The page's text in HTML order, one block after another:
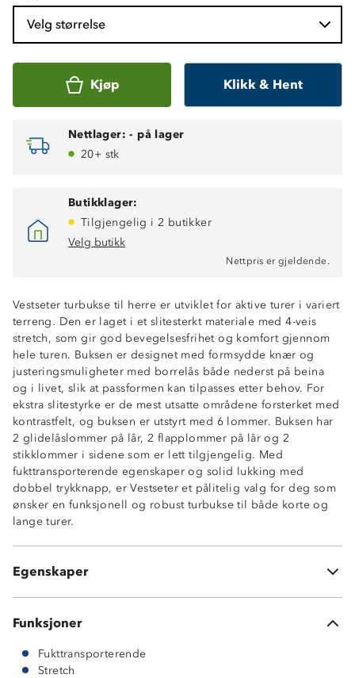
Velg størrelse
Kjøp Klikk & Hent
Nettlager: - på lager
20+ stk
Butikklager:
Tilgjengelig i 2 butikker
Velg butikk
Nettpris er gjeldende.
Vestseter turbukse til herre er utviklet for aktive turer i variert
terreng. Den er laget i et slitesterkt materiale med 4-veis
stretch, som gir god bevegelsesfrihet og komfort gjennom
hele turen. Buksen er designet med formsydde knær og
justeringsmuligheter med borrelås både nederst på beina
og i livet, slik at passformen kan tilpasses etter behov. For
ekstra slitestyrke er de mest utsatte områdene forsterket med
kontrastfelt, og buksen er utstyrt med 6 lommer. Buksen har
2 glidelåslommer på lår, 2 flapplommer på lår og 2
stikklommer i sidene som er lett tilgjengelig. Med
fukttransporterende egenskaper og solid lukking med
dobbel trykknapp, er Vestseter et pålitelig valg for deg som
ønsker en funksjonell og robust turbukse til både korte og
lange turer.
Egenskaper
4-veisstretch
Fukttransporterende
Forsterkede kontrastfelt
2 glidelåslommer på lår
2 sidelommer
2 lårlommer med flapp
Borrelåsstramming i linning
Formsydde knær
Funksjoner
Fukttransporterende
Stretch